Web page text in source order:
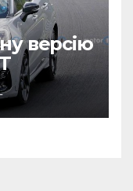
версію